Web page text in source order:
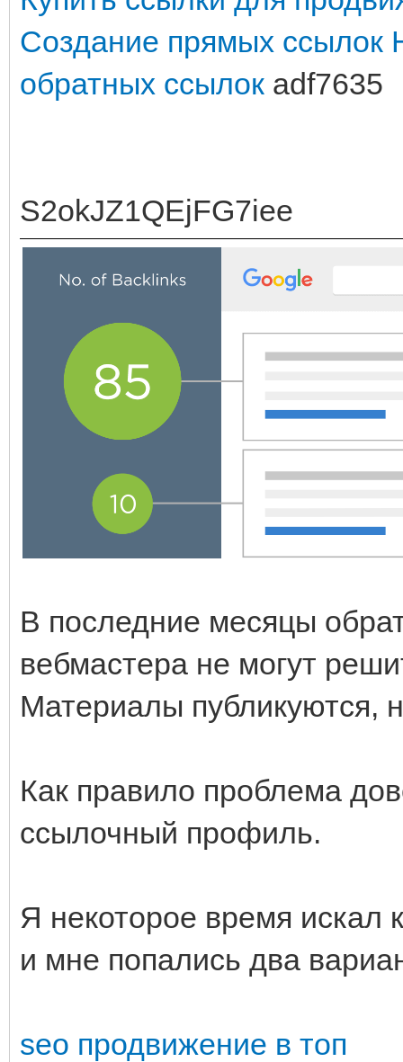
Создание прямых ссылок
обратных ссылок adf7635
S2okJZ1QEjFG7iee
В последние месяцы
вебмастера не могут
Материалы публикуются,
Как правило проблема
ссылочный профиль.
Я некоторое время искал
и мне попались два
seo продвижение в топ